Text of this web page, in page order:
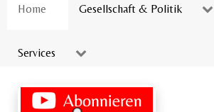
Home Gesellschaft & Politik
Services